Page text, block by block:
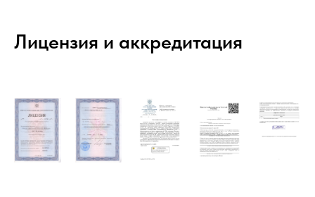
Лицензия и аккредитация